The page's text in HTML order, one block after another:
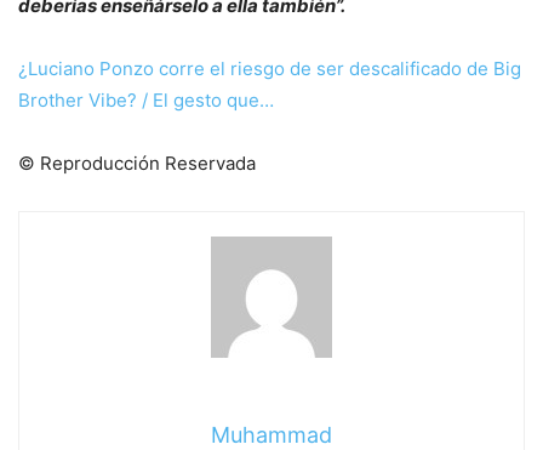
deberías enseñárselo a ella también”.
¿Luciano Ponzo corre el riesgo de ser descalificado de Big
Brother Vibe? / El gesto que…
© Reproducción Reservada
Muhammad